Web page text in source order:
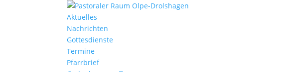
Aktu­elles
Nach­richten
Gottes­dienste
Termine
Pfarr­brief